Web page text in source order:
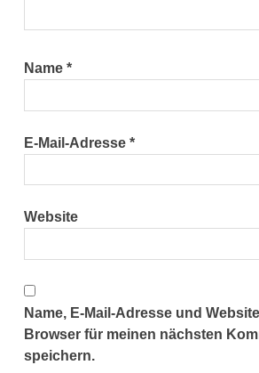
Name*
E-Mail-Adresse*
Website
Name, E-Mail-Adresse und
Browser für meinen nächsten
speichern.